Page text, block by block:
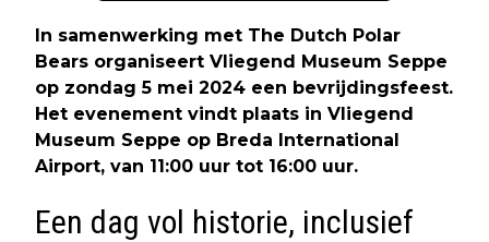
In samenwerking met The Dutch Polar
Bears organiseert Vliegend Museum Seppe
op zondag 5 mei 2024 een bevrijdingsfeest.
Het evenement vindt plaats in Vliegend
Museum Seppe op Breda International
Airport, van 11:00 uur tot 16:00 uur.
Een dag vol historie, inclusief